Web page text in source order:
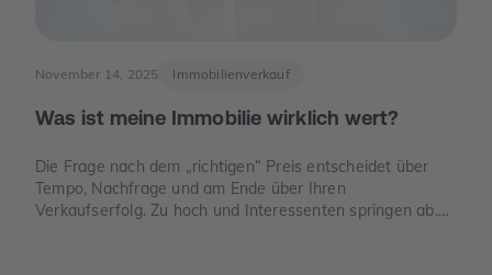
November 14, 2025 Immobilienverkauf
Was ist meine Immobilie wirklich wert?
Die Frage nach dem „richtigen“ Preis entscheidet über
Tempo, Nachfrage und am Ende über Ihren
Verkaufserfolg. Zu hoch und Interessenten springen ab.